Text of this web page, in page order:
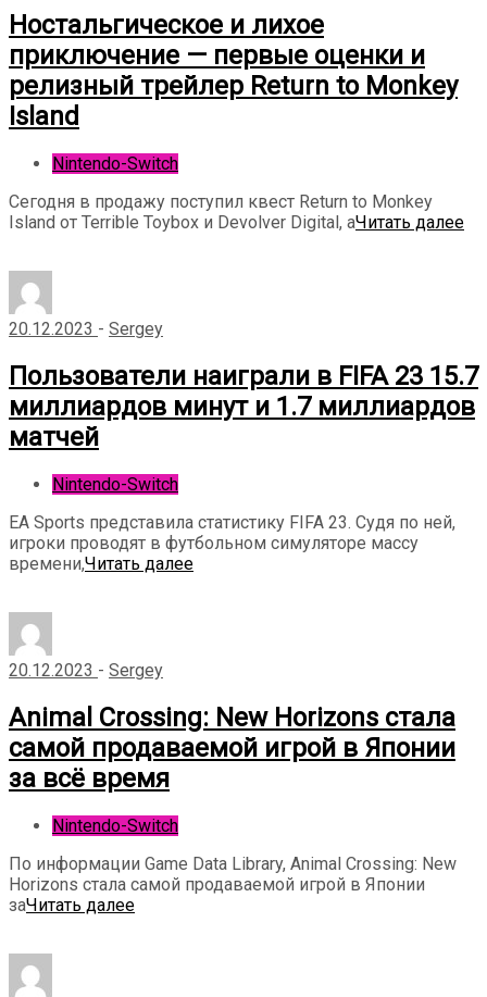
Ностальгическое и лихое
приключение — первые оценки и
релизный трейлер Return to Monkey
Island
Nintendo-Switch
Сегодня в продажу поступил квест Return to Monkey
Island от Terrible Toybox и Devolver Digital, аЧитать далее
20.12.2023 - Sergey
Пользователи наиграли в FIFA 23 15.7
миллиардов минут и 1.7 миллиардов
матчей
Nintendo-Switch
EA Sports представила статистику FIFA 23. Судя по ней,
игроки проводят в футбольном симуляторе массу
времени,Читать далее
20.12.2023 - Sergey
Animal Crossing: New Horizons стала
самой продаваемой игрой в Японии
за всё время
Nintendo-Switch
По информации Game Data Library, Animal Crossing: New
Horizons стала самой продаваемой игрой в Японии
заЧитать далее